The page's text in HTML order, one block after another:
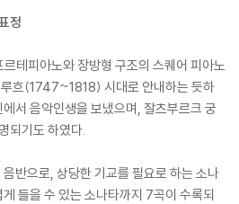
정
테피아노와 장방형 구조의 스퀘어 피아노
흐(1747~1818) 시대로 안내하는 듯하
서 음악인생을 보냈으며, 잘츠부르크 궁
되기도 하였다.
반으로, 상당한 기교를 필요로 하는 소나
들을 수 있는 소나타까지 7곡이 수록되